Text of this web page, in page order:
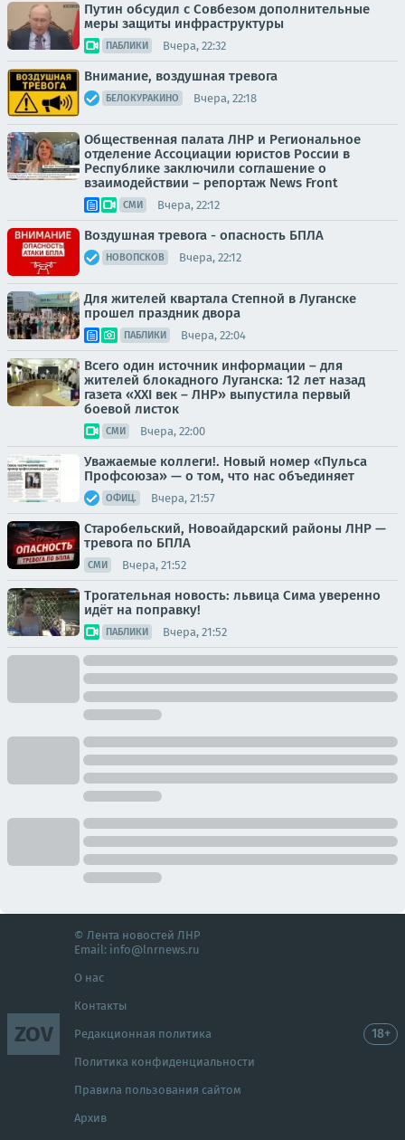
Путин обсудил с Совбезом дополнительные
меры защиты инфраструктуры
ПАБЛИКИ Вчера, 22:32
Внимание, воздушная тревога
БЕЛОКУРАКИНО Вчера, 22:18
Общественная палата ЛНР и Региональное
отделение Ассоциации юристов России в
Республике заключили соглашение о
взаимодействии – репортаж News Front
СМИ Вчера, 22:12
Воздушная тревога - опасность БПЛА
НОВОПСКОВ Вчера, 22:12
Для жителей квартала Степной в Луганске
прошел праздник двора
ПАБЛИКИ Вчера, 22:04
Всего один источник информации – для
жителей блокадного Луганска: 12 лет назад
газета «XXI век – ЛНР» выпустила первый
боевой листок
СМИ Вчера, 22:00
Уважаемые коллеги!. Новый номер «Пульса
Профсоюза» — о том, что нас объединяет
ОФИЦ. Вчера, 21:57
Старобельский, Новоайдарский районы ЛНР —
тревога по БПЛА
СМИ Вчера, 21:52
Трогательная новость: львица Сима уверенно
идёт на поправку!
ПАБЛИКИ Вчера, 21:52
ZOV
© Лента новостей ЛНР
Email: info@lnrnews.ru
О нас
Контакты
Редакционная политика
Политика конфиденциальности
Правила пользования сайтом
Архив
18+